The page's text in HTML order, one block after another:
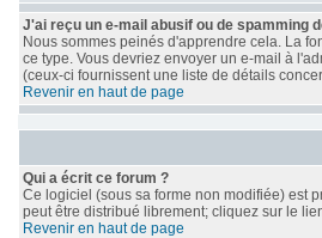
J'ai reçu un e-mail abusif ou de spamming
Nous sommes peinés d'apprendre cela. La
ce type. Vous devriez envoyer un e-mail à
(ceux-ci fournissent une liste de détails
Revenir en haut de page
Qui a écrit ce forum ?
Ce logiciel (sous sa forme non modifiée) est
peut être distribué librement; cliquez sur le
Revenir en haut de page